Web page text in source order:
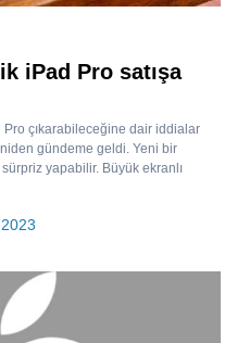
iPad Pro satışa
Pro çıkarabileceğine dair iddialar
gündeme geldi. Yeni bir
yapabilir. Büyük ekranlı